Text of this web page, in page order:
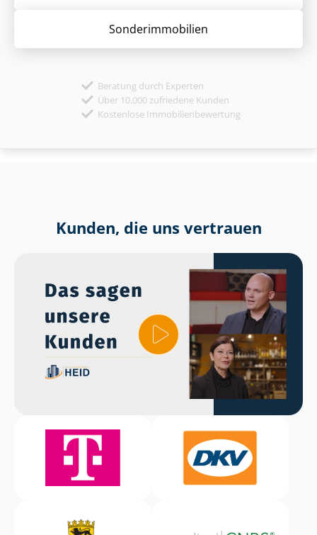
Sonder­immobilien
Beratung durch Experten
Über 10.000 zufriedene Kunden
Kostenlose Immobilienbewertung
Kunden, die uns vertrauen